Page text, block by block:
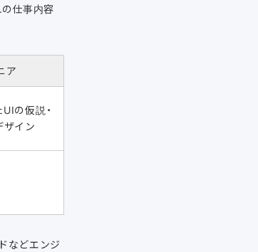
仕事内容
ア
の仮説・
ザイン
などエンジ